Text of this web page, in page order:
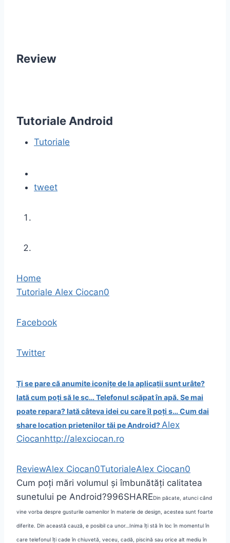
Review
Tutoriale Android
Tutoriale
tweet
Home
Tutoriale Alex Ciocan0
Facebook
Twitter
Ți se pare că anumite iconițe de la aplicații sunt urâte?
Iată cum poți să le sc…Telefonul scăpat în apă. Se mai
poate repara? Iată câteva idei cu care îl poți s…Cum dai
share location prietenilor tăi pe Android?Alex
Ciocanhttp://alexciocan.ro
ReviewAlex Ciocan0TutorialeAlex Ciocan0
Cum poți mări volumul și îmbunătăți calitatea
sunetului pe Android?996SHAREDin păcate, atunci când
vine vorba despre gusturile oamenilor în materie de design, acestea sunt foarte
diferite. Din această cauză, e posibil ca unor… Inima îți stă în loc în momentul în
care telefonul îți cade în chiuvetă, veceu, cadă, piscină sau orice alt mediu în